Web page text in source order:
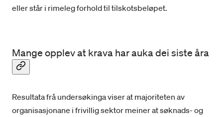
eller står i rimeleg forhold til tilskotsbeløpet.
Mange opplev at krava har auka dei siste åra
Resultata frå undersøkinga viser at majoriteten av
organisasjonane i frivillig sektor meiner at søknads- og